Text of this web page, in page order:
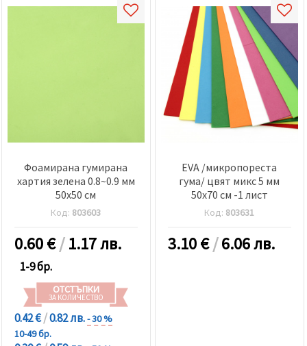
Фоамирана гумирана
хартия зелена 0.8~0.9 мм
50x50 см
Код: 803603
0.60€/1.17 лв.
1-9 бр.
ОТСТЪПКИ
ЗА КОЛИЧЕСТВО
0.42 €/0.82 лв.- 30 %
10-49 бр.
EVA /микропореста
гума/ цвят микс 5 мм
50x70 см -1 лист
Код: 803631
3.10€/6.06 лв.